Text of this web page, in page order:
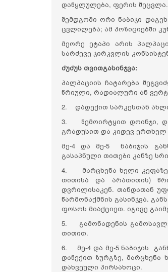
დაწყლულება, ფერის შეცვლა.
შემდგომი ორი ნაბიჯი
ცვლილება; ამ პოზიციებში
მეორე ეტაპი არის
სარძევე ჯირკვლის
ძუძუს თვითგასინჯვა:
პალპაციის ჩატარება
წრიული, რადიალური ან
2. დადექით სარკესთან
3. შემოირტყით დოინჯი,
გრადუსით და კიდევ
მე-4 და მე-5 ნაბიჯის
გასაპნული თითები კანზე
4. მარცხენა ხელი კეფაზე
თითისა და არათითის)
დვრილისაკენ. თანდათან
წარმონაქმნის გასინჯვა.
ფოსოს მიაქციეთ. იგივე
5. გამონადენის
თითით.
6. მე-4 და მე-5 ნაბიჯის
დაწექით ზურგზე, მარცხენა
დახვეული პირსახოცი.